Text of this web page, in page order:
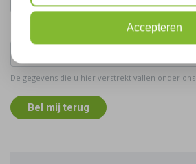
De gegevens die u hier verstrekt vallen onder ons
Bel mij terug
Accepteren